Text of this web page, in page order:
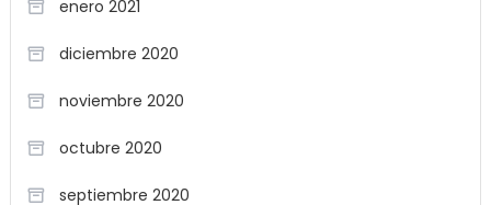
enero 2021
diciembre 2020
noviembre 2020
octubre 2020
septiembre 2020